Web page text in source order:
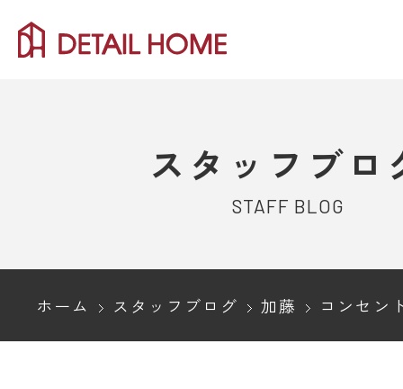
スタッフブロ
STAFF BLOG
ホーム スタッフブログ 加藤 コンセント